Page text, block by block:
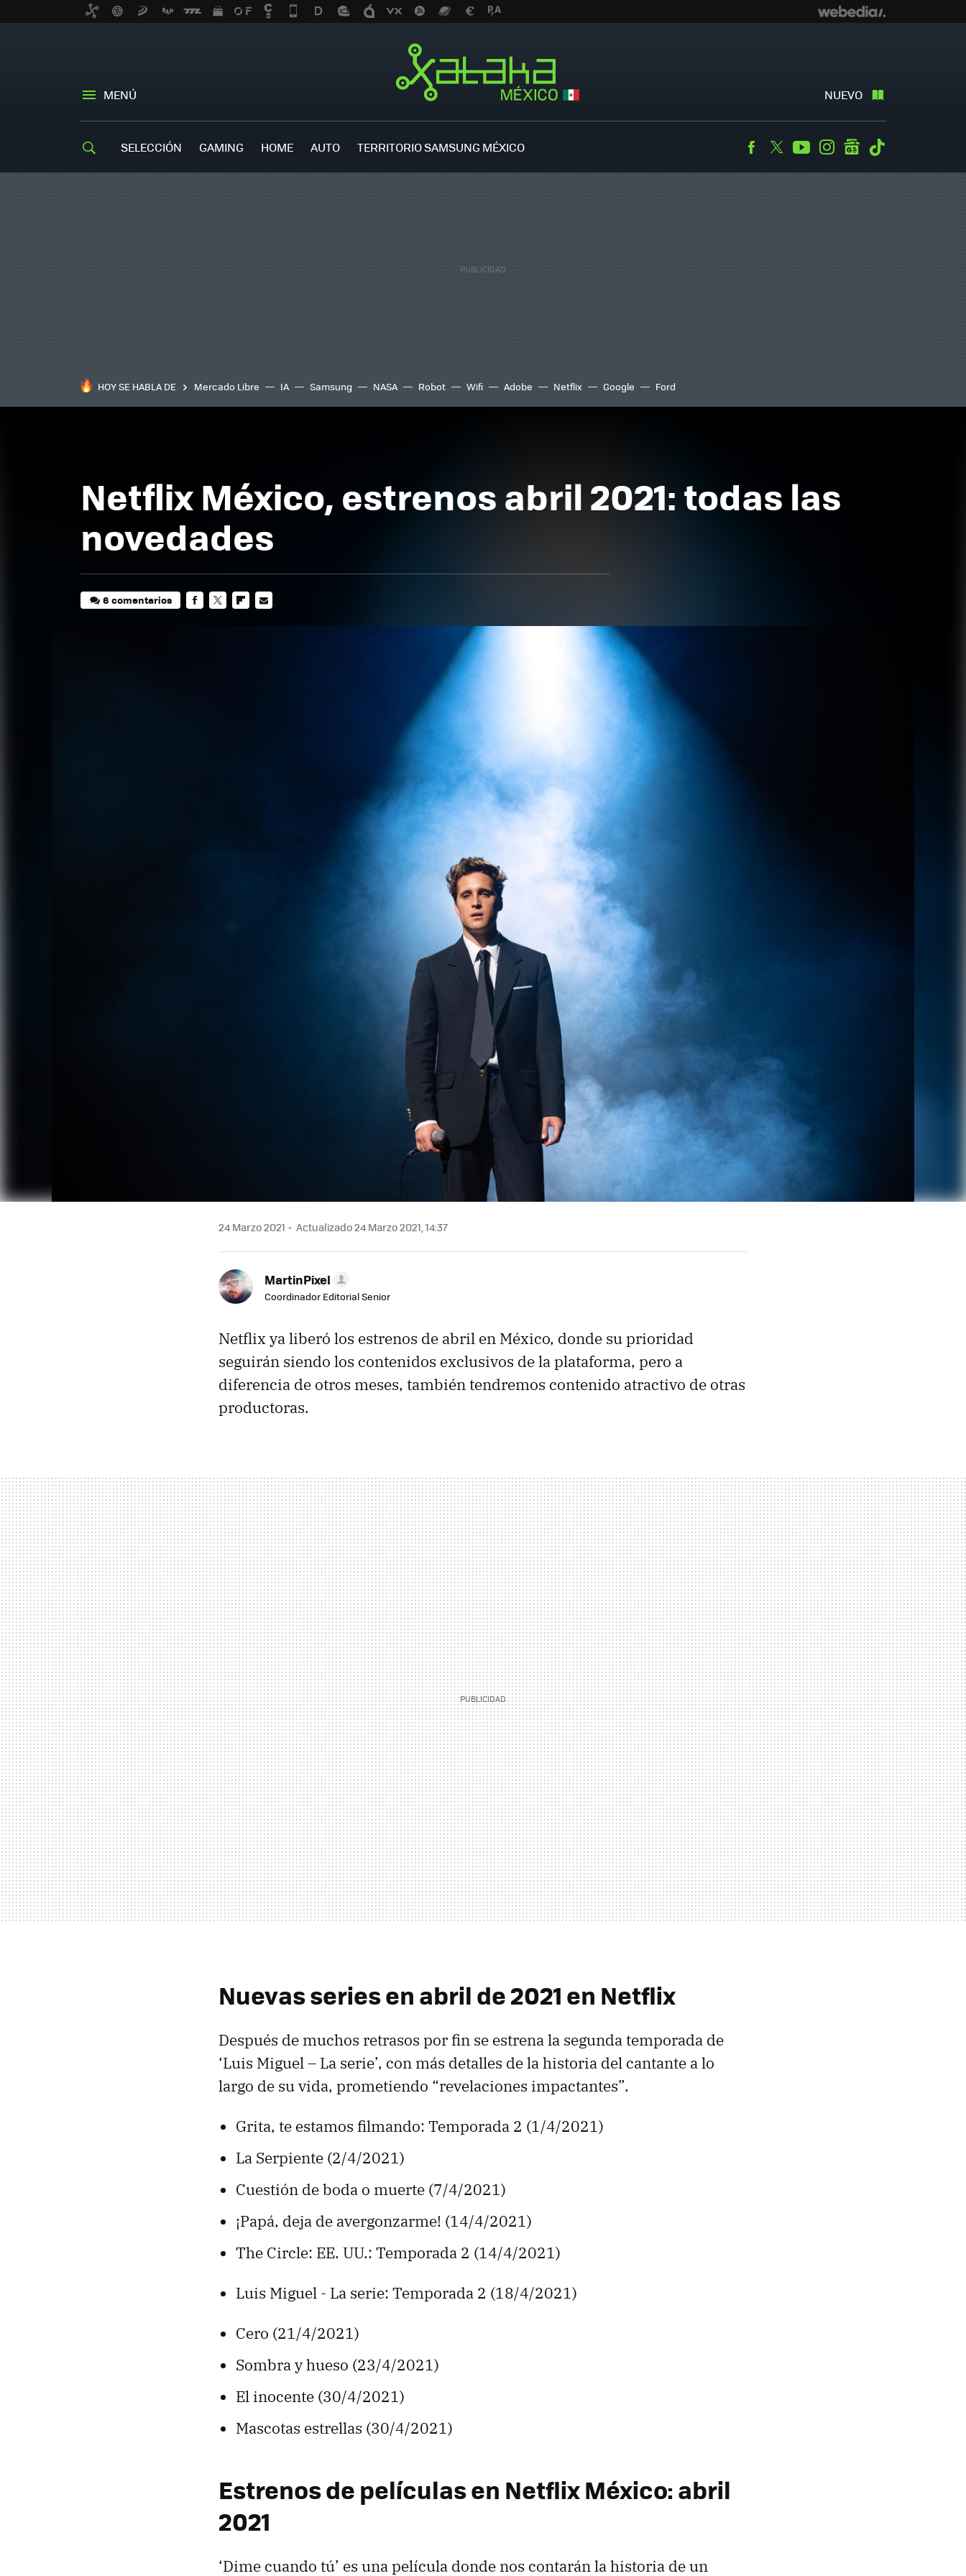
MENÚ NUEVO
SELECCIÓN GAMING HOME AUTO TERRITORIO SAMSUNG MÉXICO Facebook
TwitterYoutubeInstagramgooglenews
HOY SE HABLA DE Mercado Libre IA Samsung NASA Robot Wifi Adobe Netflix Google Ford
Netflix México, estrenos abril 2021: todas las
novedades
6 comentarios
24 Marzo 2021 Actualizado 24 Marzo 2021, 14:37
MartinPixel
Coordinador Editorial Senior
Netflix ya liberó los estrenos de abril en México, donde su prioridad
seguirán siendo los contenidos exclusivos de la plataforma, pero a
diferencia de otros meses, también tendremos contenido atractivo de otras
productoras.
Nuevas series en abril de 2021 en Netflix
Después de muchos retrasos por fin se estrena la segunda temporada de
‘Luis Miguel – La serie’, con más detalles de la historia del cantante a lo
largo de su vida, prometiendo “revelaciones impactantes”.
Grita, te estamos filmando: Temporada 2 (1/4/2021)
La Serpiente (2/4/2021)
Cuestión de boda o muerte (7/4/2021)
¡Papá, deja de avergonzarme! (14/4/2021)
The Circle: EE. UU.: Temporada 2 (14/4/2021)
Luis Miguel - La serie: Temporada 2 (18/4/2021)
Cero (21/4/2021)
Sombra y hueso (23/4/2021)
El inocente (30/4/2021)
Mascotas estrellas (30/4/2021)
Estrenos de películas en Netflix México: abril
2021
‘Dime cuando tú’ es una película donde nos contarán la historia de un